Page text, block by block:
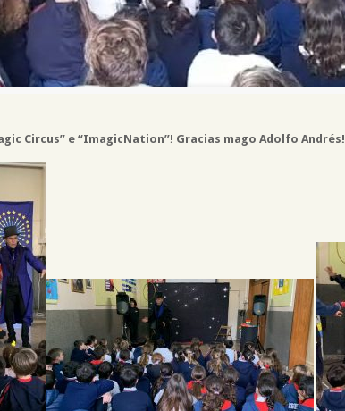
Circus” e “ImagicNation”! Gracias mago Adolfo Andrés!